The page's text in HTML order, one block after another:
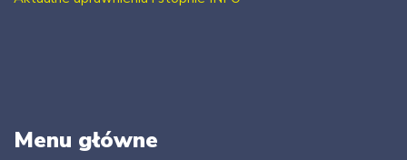
Menu główne